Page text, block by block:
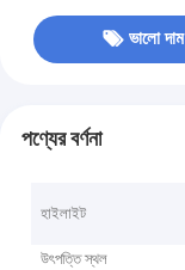
ভালো দাম
পণ্যের বর্ণনা
হাইলাইট
উৎপত্তি স্থল